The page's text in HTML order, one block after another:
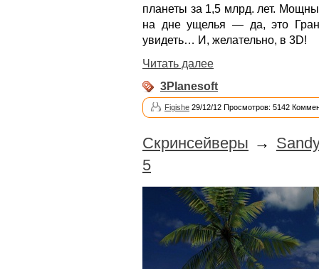
планеты за 1,5 млрд. лет.
на дне ущелья — да, это
увидеть… И, желательно, в 3D!
Читать далее
3Planesoft
Figishe 29/12/12 Просмотров: 5142
Скринсейверы →
5